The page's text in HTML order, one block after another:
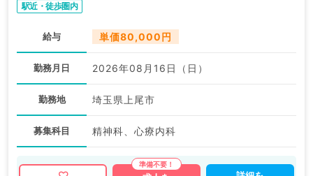
駅近・徒歩圏内
給与 単価80,000円
勤務月日 2026年08月16日（日）
勤務地 埼玉県上尾市
募集科目 精神科、心療内科